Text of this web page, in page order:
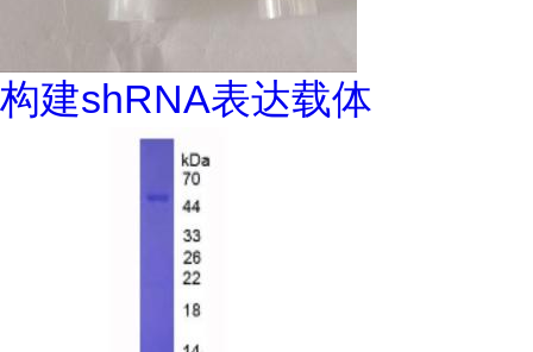
构建shRNA表达载体